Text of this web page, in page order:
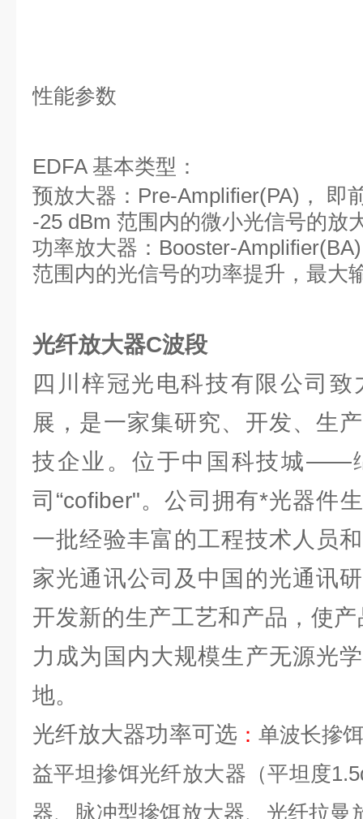
性能参数
EDFA 基本类型：
预放大器：Pre-Amplifier(PA)， 即
-25 dBm 范围内的微小光信号的放
功率放大器：Booster-
范围内的光信号的功率提升，最大
光纤放大器C波段
四川梓冠光电科技有限公司
展，是一家集研究、开发、生
技企业。位于中国科技城——
司“cofiber"。公司拥有*光器件
一批经验丰富的工程技术人员
家光通讯公司及中国的光通讯
开发新的生产工艺和产品，使
力成为国内大规模生产无源光
地。
光纤放大器功率可选 ： 单波长摻
益平坦摻饵光纤放大器（平坦度
器、脉冲型摻饵放大器、光纤拉曼